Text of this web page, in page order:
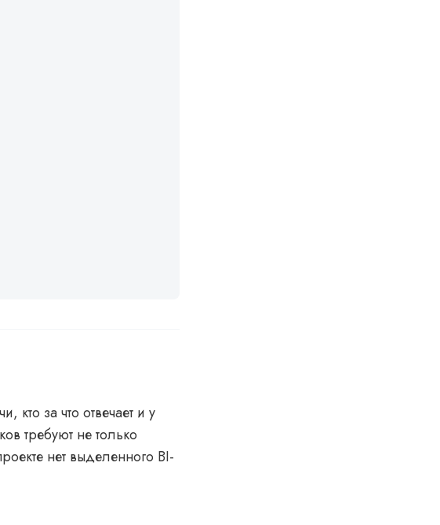
кто за что отвечает и у
требуют не только
нет выделенного BI-